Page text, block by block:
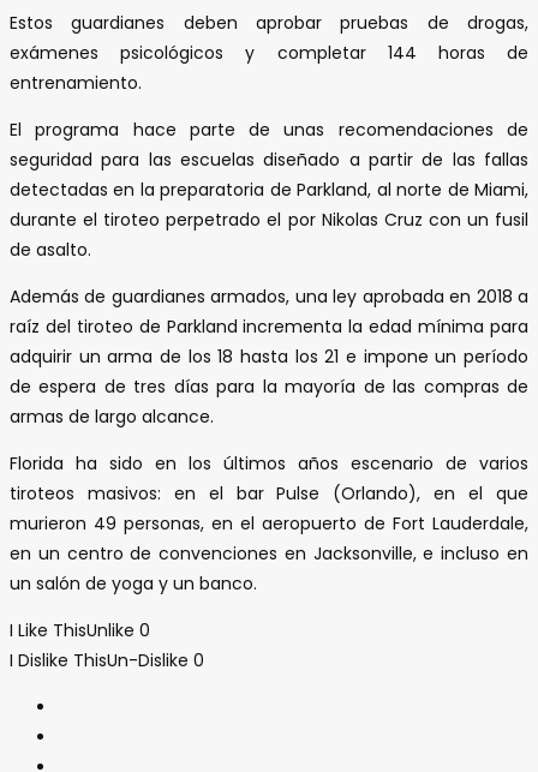
Estos guardianes deben aprobar pruebas de drogas,
exámenes psicológicos y completar 144 horas de
entrenamiento.
El programa hace parte de unas recomendaciones de
seguridad para las escuelas diseñado a partir de las fallas
detectadas en la preparatoria de Parkland, al norte de Miami,
durante el tiroteo perpetrado el por Nikolas Cruz con un fusil
de asalto.
Además de guardianes armados, una ley aprobada en 2018 a
raíz del tiroteo de Parkland incrementa la edad mínima para
adquirir un arma de los 18 hasta los 21 e impone un período
de espera de tres días para la mayoría de las compras de
armas de largo alcance.
Florida ha sido en los últimos años escenario de varios
tiroteos masivos: en el bar Pulse (Orlando), en el que
murieron 49 personas, en el aeropuerto de Fort Lauderdale,
en un centro de convenciones en Jacksonville, e incluso en
un salón de yoga y un banco.
I Like ThisUnlike 0
I Dislike ThisUn-Dislike 0